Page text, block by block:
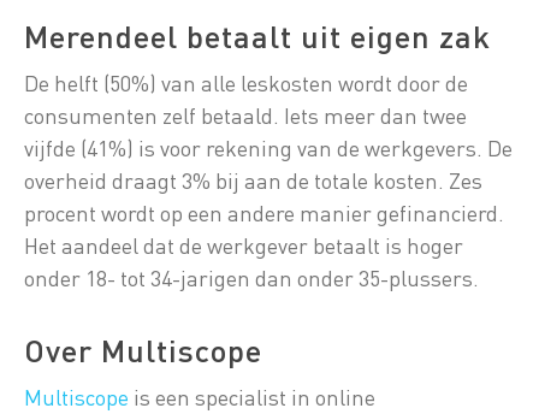
Merendeel betaalt uit eigen zak
De helft (50%) van alle leskosten wordt door de
consumenten zelf betaald. Iets meer dan twee
vijfde (41%) is voor rekening van de werkgevers. De
overheid draagt 3% bij aan de totale kosten. Zes
procent wordt op een andere manier gefinancierd.
Het aandeel dat de werkgever betaalt is hoger
onder 18- tot 34-jarigen dan onder 35-plussers.
Over Multiscope
Multiscope is een specialist in online